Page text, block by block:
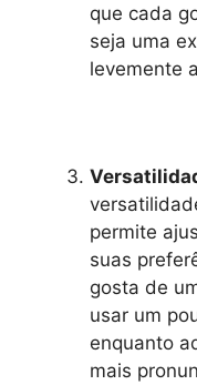
que cada
seja uma
levemente
permite
suas
gosta de
usar um
enquanto
mais